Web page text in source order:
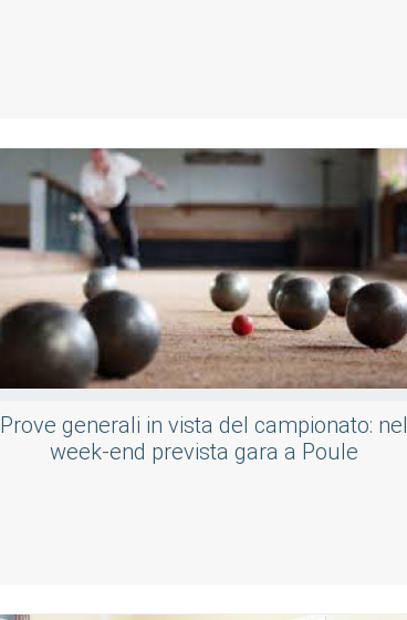
Prove generali in vista del campionato: nel
week-end prevista gara a Poule